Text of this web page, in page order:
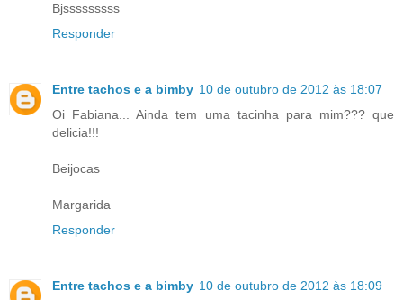
Bjsssssssss
Responder
Entre tachos e a bimby 10 de outubro de 2012 às 18:07
Oi Fabiana... Ainda tem uma tacinha para mim??? que
delicia!!!
Beijocas
Margarida
Responder
Entre tachos e a bimby 10 de outubro de 2012 às 18:09